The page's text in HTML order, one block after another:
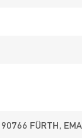
90766 FÜRTH,